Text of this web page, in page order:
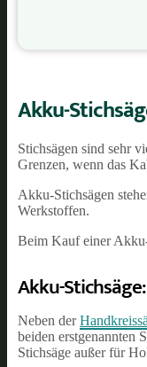
Akku-
Stichsägen sind sehr
Grenzen, wenn das
Akku-Stichsägen
Werkstoffen.
Beim Kauf einer
Akku-
Neben der
beiden erstgenannten
Stichsäge außer für